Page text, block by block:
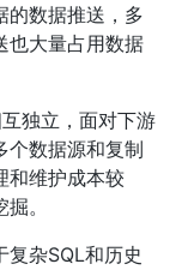
的数据推送，多
也大量占用数据
独立，面对下游
个数据源和复制
和维护成本较
。
复杂SQL和历史